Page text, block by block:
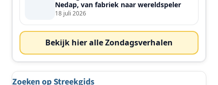
Nedap, van fabriek naar wereldspeler
18 juli 2026
Bekijk hier alle Zondagsverhalen
Zoeken op Streekgids